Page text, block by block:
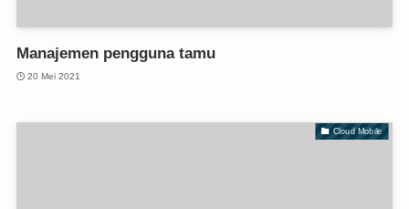
Manajemen pengguna tamu
20 Mei 2021
Cloud Mobile